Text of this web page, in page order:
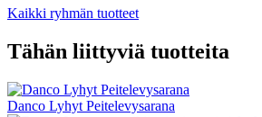
Kaikki ryhmän tuotteet
Tähän liittyviä tuotteita
Danco Lyhyt Peitelevysarana